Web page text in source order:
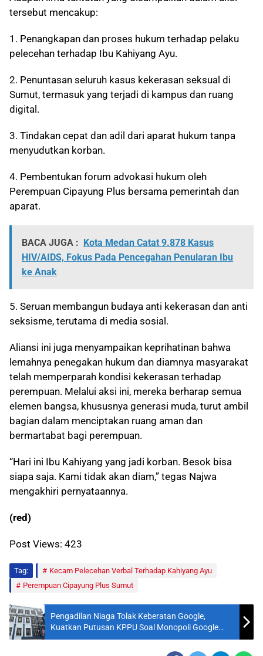
tersebut mencakup:
1. Penangkapan dan proses hukum terhadap pelaku
pelecehan terhadap Ibu Kahiyang Ayu.
2. Penuntasan seluruh kasus kekerasan seksual di
Sumut, termasuk yang terjadi di kampus dan ruang
digital.
3. Tindakan cepat dan adil dari aparat hukum tanpa
menyudutkan korban.
4. Pembentukan forum advokasi hukum oleh
Perempuan Cipayung Plus bersama pemerintah dan
aparat.
BACA JUGA : Kota Medan Catat 9.878 Kasus
HIV/AIDS, Fokus Pada Pencegahan Penularan Ibu
ke Anak
5. Seruan membangun budaya anti kekerasan dan anti
seksisme, terutama di media sosial.
Aliansi ini juga menyampaikan keprihatinan bahwa
lemahnya penegakan hukum dan diamnya masyarakat
telah memperparah kondisi kekerasan terhadap
perempuan. Melalui aksi ini, mereka berharap semua
elemen bangsa, khususnya generasi muda, turut ambil
bagian dalam menciptakan ruang aman dan
bermartabat bagi perempuan.
“Hari ini Ibu Kahiyang yang jadi korban. Besok bisa
siapa saja. Kami tidak akan diam,” tegas Najwa
mengakhiri pernyataannya.
(red)
Post Views: 423
Tag:
Kecam Pelecehan Verbal Terhadap Kahiyang Ayu
Perempuan Cipayung Plus Sumut
Pengadilan Niaga Tolak Keberatan Google,
Kuatkan Putusan KPPU Soal Monopoli Google
Play